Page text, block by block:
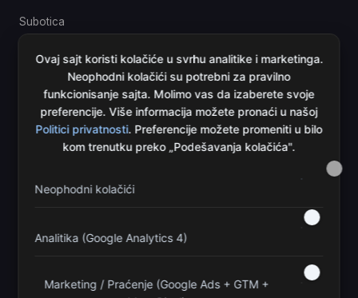
Subotica
Velika Plana
Senćanski put 63, 24000 Subotica
Subotica
Putnička vozila
Provera dostupnosti online
Ovaj sajt koristi kolačiće u svrhu analitike i marketinga.
Neophodni kolačići su potrebni za pravilno
funkcionisanje sajta. Molimo vas da izaberete svoje
preferencije. Više informacija možete pronaći u našoj
Politici privatnosti. Preferencije možete promeniti u bilo
kom trenutku preko „Podešavanja kolačića".
Neophodni kolačići
Analitika (Google Analytics 4)
Marketing / Praćenje (Google Ads + GTM +